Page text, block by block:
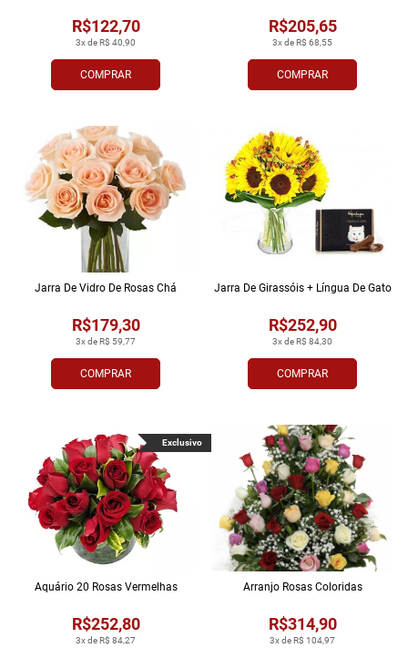
COMPRAR
3x de R$ 40,90
R$122,70
COMPRAR
3x de R$ 68,55
R$205,65
COMPRAR
3x de R$ 59,77
R$179,30
Jarra De Vidro De Rosas Chá
COMPRAR
3x de R$ 84,30
R$252,90
Jarra De Girassóis + Língua De Gato
3x de R$ 84,27
R$252,80
Aquário 20 Rosas Vermelhas
Exclusivo
3x de R$ 104,97
R$314,90
Arranjo Rosas Coloridas